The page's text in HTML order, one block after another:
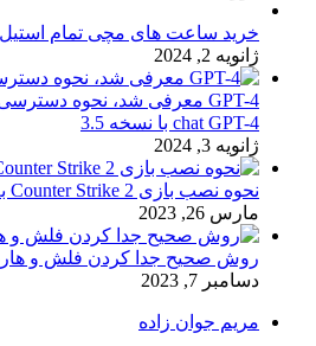
خرید ساعت های مچی تمام
ژانویه 2, 2024
chat GPT-4 با نسخه 3.5
ژانویه 3, 2024
نحوه نصب بازی Counter Strike 2 به صورت رایگان
مارس 26, 2023
روش صحیح جدا کردن فلش و هارد
دسامبر 7, 2023
مریم جوان زاده